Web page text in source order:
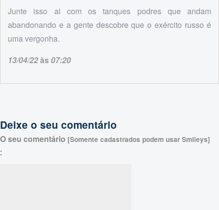
Junte isso ai com os tanques podres que andam
abandonando e a gente descobre que o exército russo é
uma vergonha.
13/04/22às07:20
Deixe o seu comentário
O seu comentário [Somente cadastrados podem usar Smileys]
: